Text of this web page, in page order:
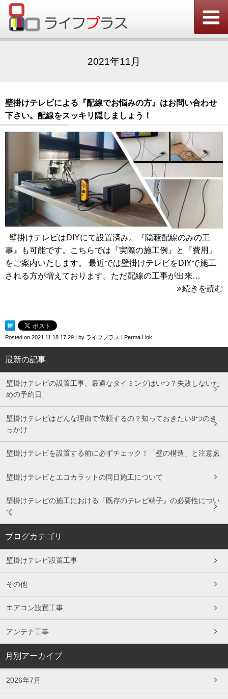
2021年11月
壁掛けテレビによる『配線でお悩みの方』はお問い合わせ
下さい。配線をスッキリ隠しましょう！
壁掛けテレビはDIYにて設置済み。『隠蔽配線のみの工
事』も可能です。こちらでは『実際の施工例』と『費用』
をご案内いたします。 最近では壁掛けテレビをDIYで施工
される方が増えております。ただ配線の工事が出来…
続きを読む
Posted on 2021.11.18 17:29 | by ライフプラス | Perma Link
最新の記事
壁掛けテレビの設置工事、最適なタイミングはいつ？失敗しないた
めの予約日
壁掛けテレビはどんな理由で依頼するの？知っておきたい8つのき
っかけ
壁掛けテレビを設置する前に必ずチェック！「壁の構造」と注意点
壁掛けテレビとエコカラットの同日施工について
壁掛けテレビの施工における『既存のテレビ端子』の必要性につい
て
ブログカテゴリ
壁掛けテレビ設置工事
その他
エアコン設置工事
アンテナ工事
月別アーカイブ
2026年7月